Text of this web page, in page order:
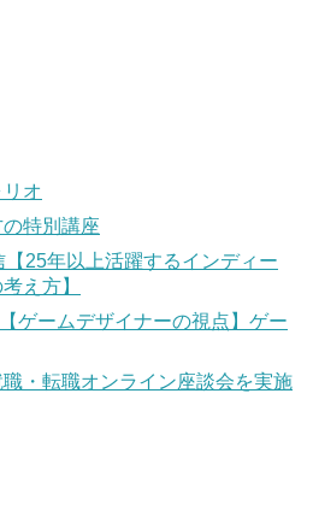
オ
特別講座
25年以上活躍するインディー
え方】
ゲームデザイナーの視点】ゲー
・転職オンライン座談会を実施